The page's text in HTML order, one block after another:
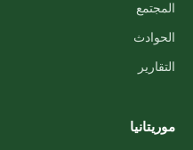
المجتمع
الحوادث
التقارير
موريتانيا